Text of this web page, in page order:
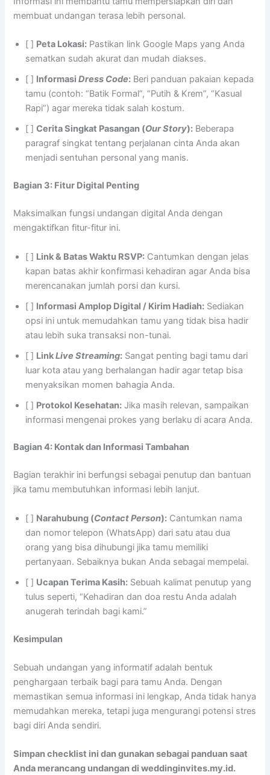
membuat undangan terasa lebih personal.
[ ] Peta Lokasi: Pastikan link Google Maps yang Anda
sematkan sudah akurat dan mudah diakses.
[ ] InformasiDress Code: Beri panduan pakaian kepada
tamu (contoh: “Batik Formal”, “Putih & Krem”, “Kasual
Rapi”) agar mereka tidak salah kostum.
[ ]Cerita Singkat Pasangan (Our Story): Beberapa
paragraf singkat tentang perjalanan cinta Anda akan
menjadi sentuhan personal yang manis.
Bagian 3: Fitur Digital Penting
Maksimalkan fungsi undangan digital Anda dengan
mengaktifkan fitur-fitur ini.
[ ] Link & Batas Waktu RSVP: Cantumkan dengan jelas
kapan batas akhir konfirmasi kehadiran agar Anda bisa
merencanakan jumlah porsi dan kursi.
[ ] Informasi Amplop Digital / Kirim Hadiah: Sediakan
opsi ini untuk memudahkan tamu yang tidak bisa hadir
atau lebih suka transaksi non-tunai.
[ ] LinkLive Streaming: Sangat penting bagi tamu dari
luar kota atau yang berhalangan hadir agar tetap bisa
menyaksikan momen bahagia Anda.
[ ] Protokol Kesehatan: Jika masih relevan, sampaikan
informasi mengenai prokes yang berlaku di acara Anda.
Bagian 4: Kontak dan Informasi Tambahan
Bagian terakhir ini berfungsi sebagai penutup dan bantuan
jika tamu membutuhkan informasi lebih lanjut.
[ ] Narahubung (Contact Person): Cantumkan nama
dan nomor telepon (WhatsApp) dari satu atau dua
orang yang bisa dihubungi jika tamu memiliki
pertanyaan. Sebaiknya bukan Anda sebagai mempelai.
[ ] Ucapan Terima Kasih: Sebuah kalimat penutup yang
tulus seperti, “Kehadiran dan doa restu Anda adalah
anugerah terindah bagi kami.”
Kesimpulan
Sebuah undangan yang informatif adalah bentuk
penghargaan terbaik bagi para tamu Anda. Dengan
memastikan semua informasi ini lengkap, Anda tidak hanya
memudahkan mereka, tetapi juga mengurangi potensi stres
bagi diri Anda sendiri.
Simpan checklist ini dan gunakan sebagai panduan saat
Anda merancang undangan di weddinginvites.my.id.